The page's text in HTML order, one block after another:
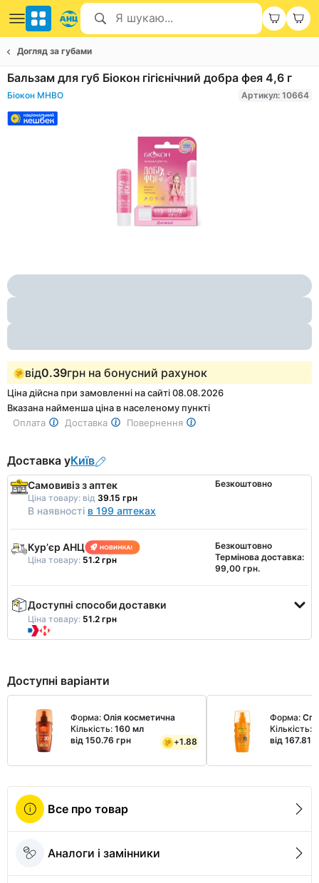
Догляд за губами
Бальзам для губ Біокон гігієнічний добра фея 4,6 г
Біокон МНВО Артикул: 10664
1
of
від0.39грн на бонусний рахунок
Ціна дійсна при замовленні на сайті 08.08.2026
Вказана найменша ціна в населеному пункті
Оплата
Доставка Повернення
Доставка уКиїв
Самовивіз з аптек
Ціна товару: від 39.15 грн
В наявності в 199 аптеках
Безкоштовно
Курʼєр АНЦ
Ціна товару: 51.2 грн
Безкоштовно
Термінова доставка:
99,00 грн.
Доступні способи доставки
Ціна товару: 51.2 грн
Доступні варіанти
Форма: Олія косметична
Кількість: 160 мл
від 150.76 грн
+1.88
Форма:
Кількість:
від 167.81
Все про товар
Аналоги і замінники